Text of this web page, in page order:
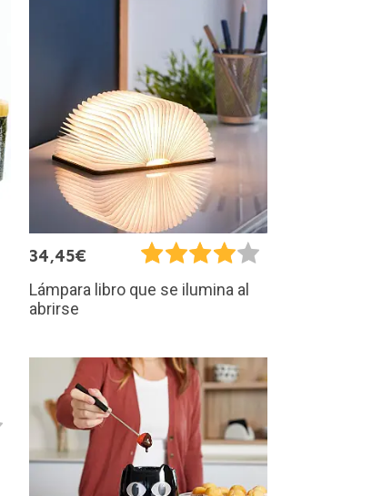
34,45€
Lámpara libro que se ilumina al
abrirse